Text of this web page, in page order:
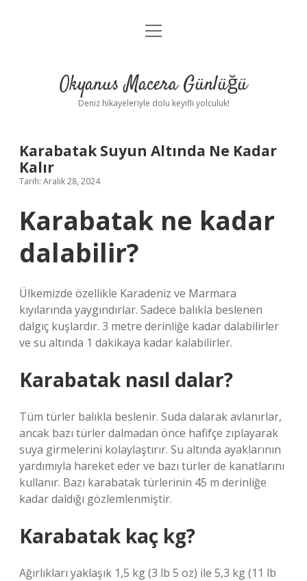
Anasayfa
Yasal Uyarı
menüyü
Okyanus Macera Günlüğü
Deniz hikayeleriyle dolu keyifli yolculuk!
Karabatak Suyun Altında Ne Kadar
Kalır
Tarih: Aralık 28, 2024
Karabatak ne kadar
dalabilir?
Ülkemizde özellikle Karadeniz ve Marmara
kıyılarında yaygındırlar. Sadece balıkla beslenen
dalgıç kuşlardır. 3 metre derinliğe kadar dalabilirler
ve su altında 1 dakikaya kadar kalabilirler.
Karabatak nasıl dalar?
Tüm türler balıkla beslenir. Suda dalarak avlanırlar,
ancak bazı türler dalmadan önce hafifçe zıplayarak
suya girmelerini kolaylaştırır. Su altında ayaklarının
yardımıyla hareket eder ve bazı türler de kanatlarını
kullanır. Bazı karabatak türlerinin 45 m derinliğe
kadar daldığı gözlemlenmiştir.
Karabatak kaç kg?
Ağırlıkları yaklaşık 1,5 kg (3 lb 5 oz) ile 5,3 kg (11 lb